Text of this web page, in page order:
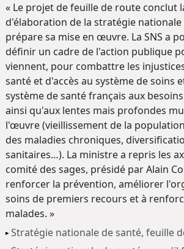
« Le projet de feuille de route conclut
d'élaboration de la stratégie nationale
prépare sa mise en œuvre. La SNS a
définir un cadre de l'action publique
viennent, pour combattre les
santé et d'accès au système de soins
système de santé français aux
ainsi qu'aux lentes mais profondes
l'œuvre (vieillissement de la
des maladies chroniques,
sanitaires…). La ministre a repris les
comité des sages, présidé par Alain
renforcer la prévention, améliorer
soins de premiers recours et à
malades. »
Stratégie nationale de santé, feuille